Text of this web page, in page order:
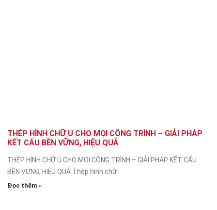
THÉP HÌNH CHỮ U CHO MỌI CÔNG TRÌNH – GIẢI PHÁP
KẾT CẤU BỀN VỮNG, HIỆU QUẢ
THÉP HÌNH CHỮ U CHO MỌI CÔNG TRÌNH – GIẢI PHÁP KẾT CẤU
BỀN VỮNG, HIỆU QUẢ Thép hình chữ
Đọc thêm »